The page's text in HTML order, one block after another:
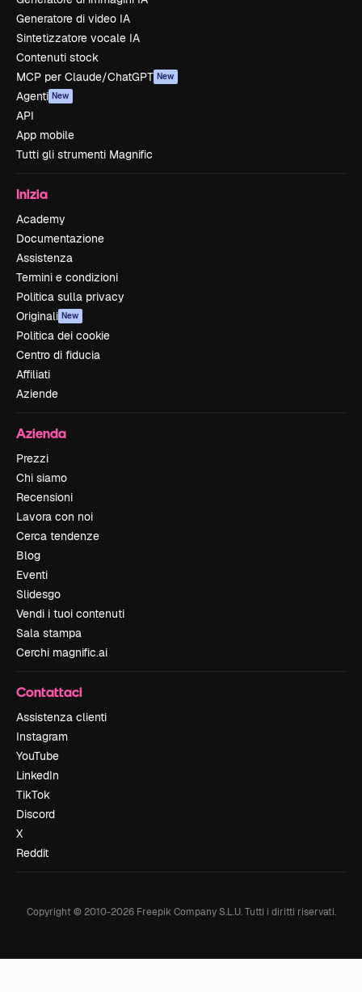
Generatore di video IA
Sintetizzatore vocale IA
Contenuti stock
MCP per Claude/ChatGPT New
Agenti New
API
App mobile
Tutti gli strumenti Magnific
Inizia
Academy
Documentazione
Assistenza
Termini e condizioni
Politica sulla privacy
Originali New
Politica dei cookie
Centro di fiducia
Affiliati
Aziende
Azienda
Prezzi
Chi siamo
Recensioni
Lavora con noi
Cerca tendenze
Blog
Eventi
Slidesgo
Vendi i tuoi contenuti
Sala stampa
Cerchi magnific.ai
Contattaci
Assistenza clienti
Instagram
YouTube
LinkedIn
TikTok
Discord
X
Reddit
Copyright © 2010-2026Freepik Company S.L.U. Tutti i diritti riservati.